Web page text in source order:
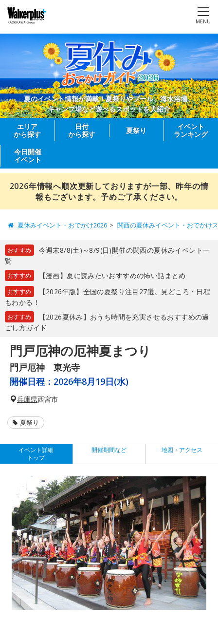
MENU
夏のイベント情報が満載！夏祭りやプール、海水浴場、
キャンプ場など遊べるスポットを大紹介
エリア
から探す
日付
から探す
夏祭り
イベント
ランキング
今日開催
イベント
2026年情報へ順次更新しておりますが一部、昨年の情
報もございます。予めご了承ください。
夏休みイベント・おでかけ2026 関西の夏休みイベント・おでかけ
おすすめ
今週末8/8(土)～8/9(日)開催の関西の夏休みイベント一
覧
おすすめ 【漫画】夏に読みたいおすすめの怖い話まとめ
おすすめ
【2026年版】全国の夏祭り注目27選。見どころ・日程
もわかる！
おすすめ
【2026夏休み】おうち時間を充実させるおすすめの過
ごし方ガイド
門戸厄神の厄神夏まつり
門戸厄神 東光寺
開催日程： 2026年8月19日(水)
兵庫県西宮市
夏祭り
イベント詳細
トップ
開催期間など 地図・アクセス